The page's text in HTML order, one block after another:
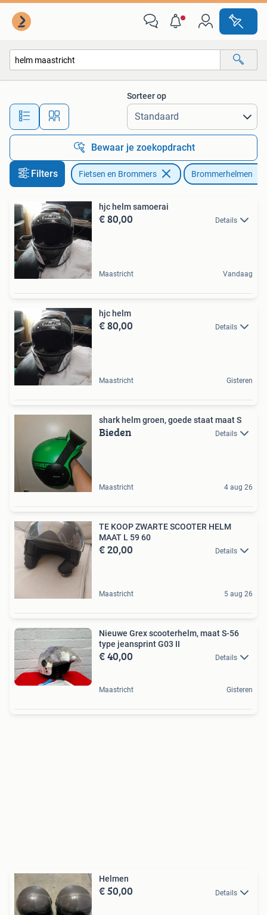
Alle afstanden…
Sorteer op
Bewaar je zoekopdracht
Filters Fietsen en Brommers Brommerhelmen
hjc helm samoerai
€ 80,00 Details
Maastricht Vandaag
hjc helm
€ 80,00 Details
Maastricht Gisteren
shark helm groen, goede staat maat S
Bieden Details
Maastricht 4 aug 26
TE KOOP ZWARTE SCOOTER HELM
MAAT L 59 60
€ 20,00 Details
Maastricht 5 aug 26
Nieuwe Grex scooterhelm, maat S-56
type jeansprint G03 II
€ 40,00 Details
Maastricht Gisteren
Helmen
€ 50,00 Details